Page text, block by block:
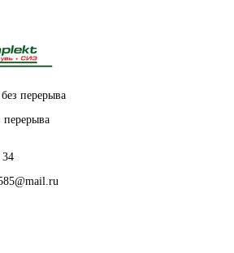
без перерыва
перерыва